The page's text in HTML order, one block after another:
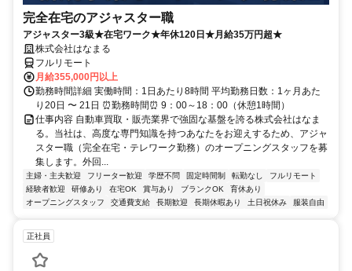
完全在宅のアジャスター職
アジャスター3級★在宅ワーク★年休120日★月給35万円超★
株式会社はなまる
フルリモート
月給355,000円以上
勤務時間詳細 実働時間：1日あたり8時間 平均勤務日数：1ヶ月あた
り20日 〜 21日 ⏰勤務時間⏰ 9：00～18：00（休憩1時間）
仕事内容 自動車買取・販売業界で強固な基盤を誇る株式会社はなま
る。当社は、高度な専門知識を持つあなたをお迎えするため、アジャ
スター職（完全在宅・テレワーク勤務）のオープニングスタッフを募
集します。外回...
主婦・主夫歓迎 フリーター歓迎 学歴不問 固定時間制 転勤なし
フルリモート
経験者歓迎
研修あり 在宅OK 賞与あり ブランクOK
育休あり
オープニングスタッフ
交通費支給 長期歓迎 長期休暇あり 土日祝休み 服装自由
正社員